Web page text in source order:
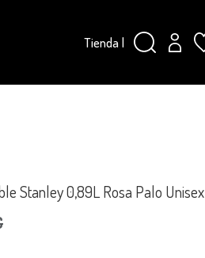
Tienda|
Stanley 0,89L Rosa Palo Unisex